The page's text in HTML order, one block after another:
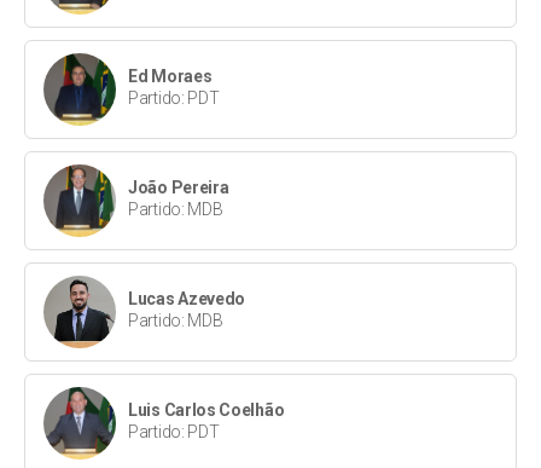
Ed Moraes
Partido: PDT
João Pereira
Partido: MDB
Lucas Azevedo
Partido: MDB
Luis Carlos Coelhão
Partido: PDT